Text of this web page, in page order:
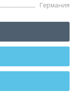
Германия